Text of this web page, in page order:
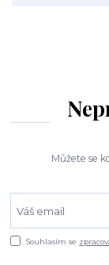
Můžete se
Souhlasím se